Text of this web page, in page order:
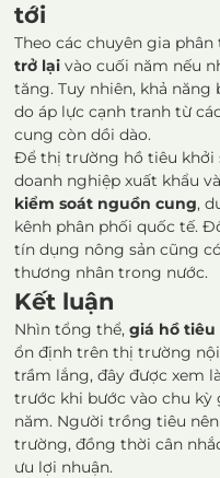
tới
Theo các chuyên gia
trở lại vào cuối năm nếu
tăng. Tuy nhiên, khả
do áp lực cạnh tranh từ
cung còn dồi dào.
Để thị trường hồ tiêu khởi
doanh nghiệp xuất khẩu
kiểm soát nguồn cung,
kênh phân phối quốc tế.
tín dụng nông sản cũng
thương nhân trong nước.
Kết luận
Nhìn tổng thể,giá hồ tiêu
ổn định trên thị trường
trầm lắng, đây được xem
trước khi bước vào chu kỳ
năm. Người trồng tiêu
trường, đồng thời cân
ưu lợi nhuận.